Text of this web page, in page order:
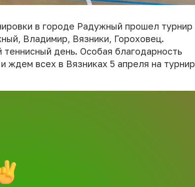
в городе Радужный прошел турнир
Владимир, Вязники, Гороховец.
день. Особая благодарность
ждем всех в Вязниках 5 апреля на турнир